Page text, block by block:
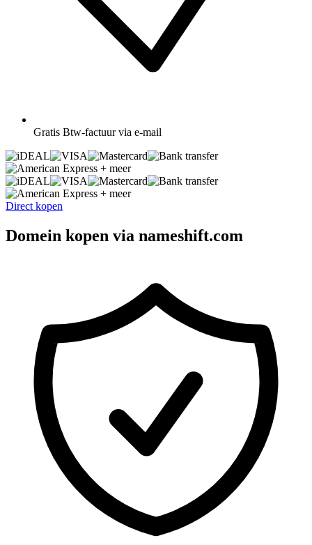
Gratis Btw-factuur via e-mail
+ meer
+ meer
Direct kopen
Domein kopen via nameshift.com